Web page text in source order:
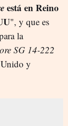
está en Reino
", y que es
la
SG 14-222
y